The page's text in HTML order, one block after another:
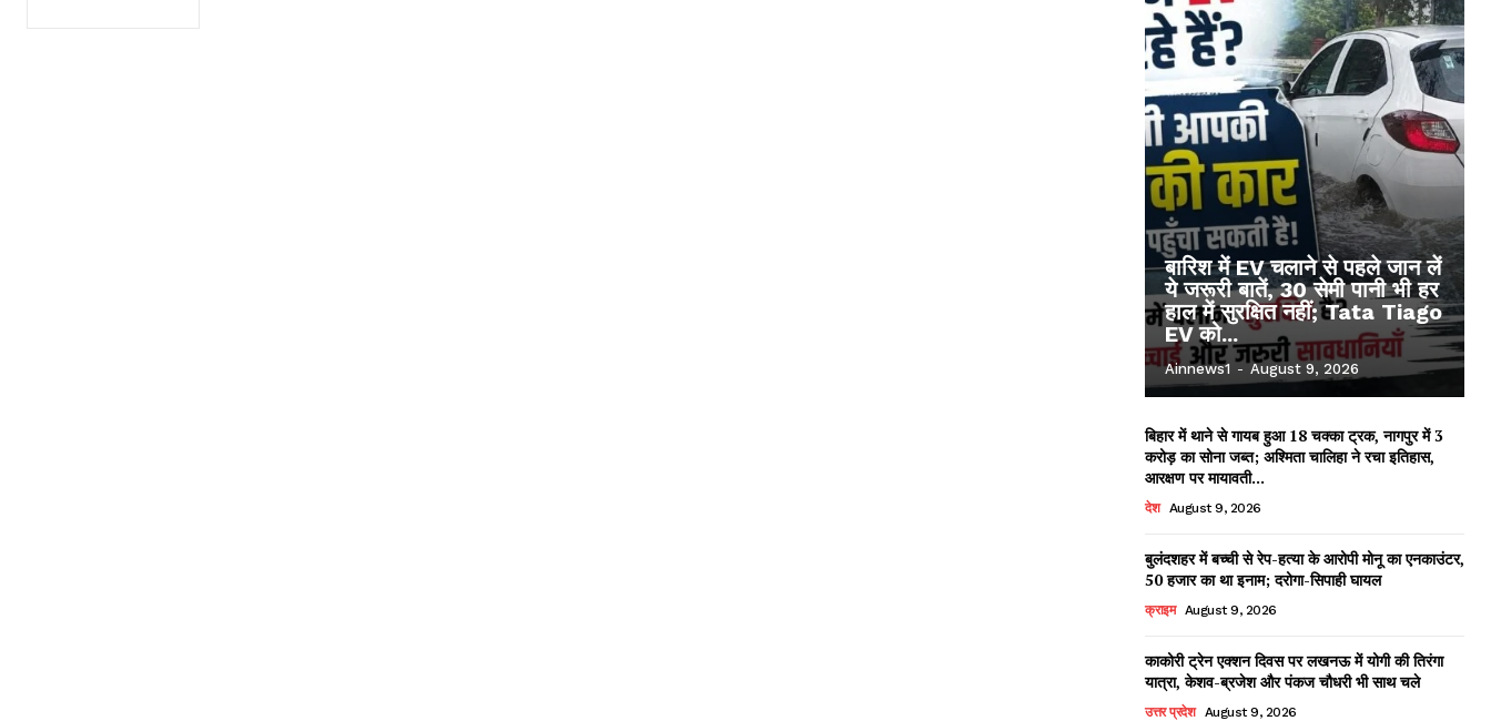
बारिश में EV चलाने से पहले जान लें
ये जरूरी बातें, 30 सेमी पानी भी हर
हाल में सुरक्षित नहीं; Tata Tiago
EV को...
Ainnews1 - August 9, 2026
बिहार में थाने से गायब हुआ 18 चक्का ट्रक, नागपुर में 3
करोड़ का सोना जब्त; अश्मिता चालिहा ने रचा इतिहास,
आरक्षण पर मायावती...
देश August 9, 2026
बुलंदशहर में बच्ची से रेप-हत्या के आरोपी मोनू का एनकाउंटर,
50 हजार का था इनाम; दरोगा-सिपाही घायल
क्राइम August 9, 2026
काकोरी ट्रेन एक्शन दिवस पर लखनऊ में योगी की तिरंगा
यात्रा, केशव-ब्रजेश और पंकज चौधरी भी साथ चले
उत्तर प्रदेश August 9, 2026